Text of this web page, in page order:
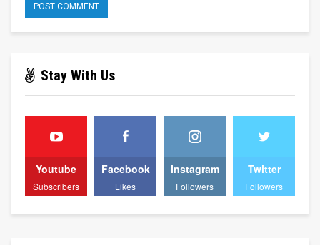
Stay With Us
Youtube
Subscribers
Facebook
Likes
Instagram
Followers
Twitter
Followers